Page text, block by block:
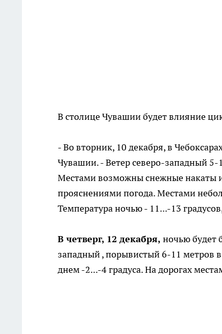
В столице Чувашии будет влияние
- Во вторник, 10 декабря, в
Чувашии. - Ветер северо-западный 5-
Местами возможны снежные накаты и
прояснениями погода. Местами
Температура ночью - 11...-13
В четверг, 12 декабря, ночью будет
западный , порывистый 6-11 метров
днем -2...-4 градуса. На дорогах